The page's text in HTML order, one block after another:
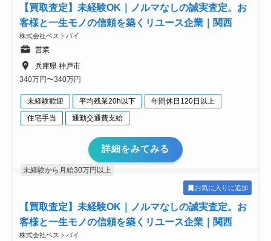
【買取査定】未経験OK｜ノルマなしの誠実査定。お
客様と一生モノの信頼を築くリユース企業｜関西
株式会社ベストバイ
営業
兵庫県 神戸市
340万円〜340万円
未経験歓迎 平均残業20h以下
年間休日120日以上
住宅手当
通勤交通費支給
詳細をみてみる
未経験から月給30万円以上
お気に入りに追加
【買取査定】未経験OK｜ノルマなしの誠実査定。お
客様と一生モノの信頼を築くリユース企業｜関西
株式会社ベストバイ